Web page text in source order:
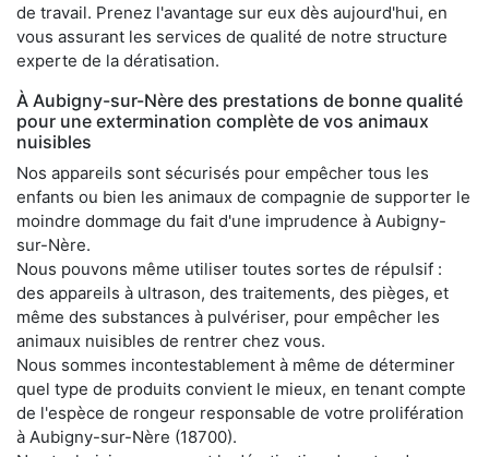
de travail. Prenez l'avantage sur eux dès aujourd'hui, en
vous assurant les services de qualité de notre structure
experte de la dératisation.
À Aubigny-sur-Nère des prestations de bonne qualité
pour une extermination complète de vos animaux
nuisibles
Nos appareils sont sécurisés pour empêcher tous les
enfants ou bien les animaux de compagnie de supporter le
moindre dommage du fait d'une imprudence à Aubigny-
sur-Nère.
Nous pouvons même utiliser toutes sortes de répulsif :
des appareils à ultrason, des traitements, des pièges, et
même des substances à pulvériser, pour empêcher les
animaux nuisibles de rentrer chez vous.
Nous sommes incontestablement à même de déterminer
quel type de produits convient le mieux, en tenant compte
de l'espèce de rongeur responsable de votre prolifération
à Aubigny-sur-Nère (18700).